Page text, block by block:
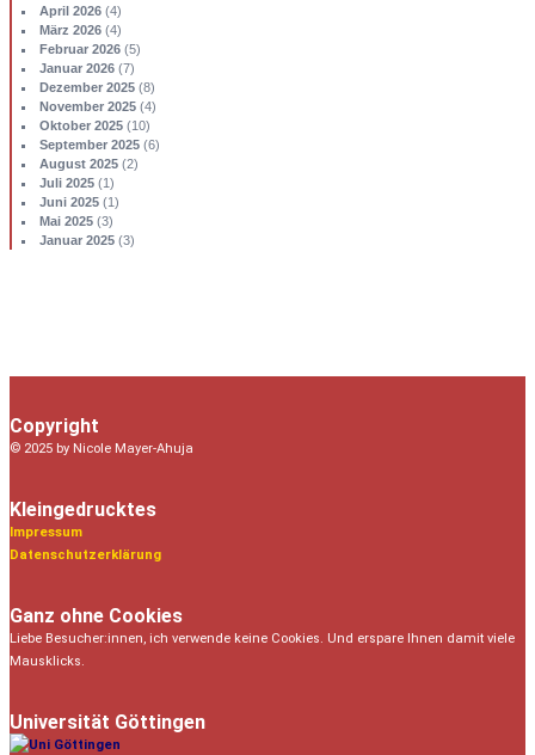
April 2026(4)
März 2026(4)
Februar 2026(5)
Januar 2026(7)
Dezember 2025(8)
November 2025(4)
Oktober 2025(10)
September 2025(6)
August 2025(2)
Juli 2025(1)
Juni 2025(1)
Mai 2025(3)
Januar 2025(3)
Copyright
© 2025 by Nicole Mayer-Ahuja
Kleingedrucktes
Impressum
Datenschutzerklärung
Ganz ohne Cookies
Liebe Besucher:innen, ich verwende keine Cookies. Und erspare Ihnen damit viele
Mausklicks.
Universität Göttingen